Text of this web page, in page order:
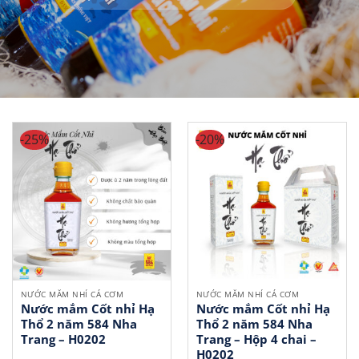
-25%
NƯỚC MẮM NHỈ CÁ CƠM
Nước mắm Cốt nhỉ Hạ
Thổ 2 năm 584 Nha
Trang – H0202
-20%
NƯỚC MẮM NHỈ CÁ CƠM
Nước mắm Cốt nhỉ Hạ
Thổ 2 năm 584 Nha
Trang – Hộp 4 chai –
H0202